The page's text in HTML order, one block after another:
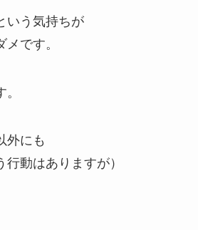
いう気持ちが
です。
外にも
動はありますが）